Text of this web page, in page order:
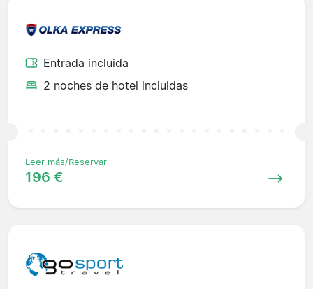
Entrada incluida
2 noches de hotel incluidas
Leer más/Reservar
196 €